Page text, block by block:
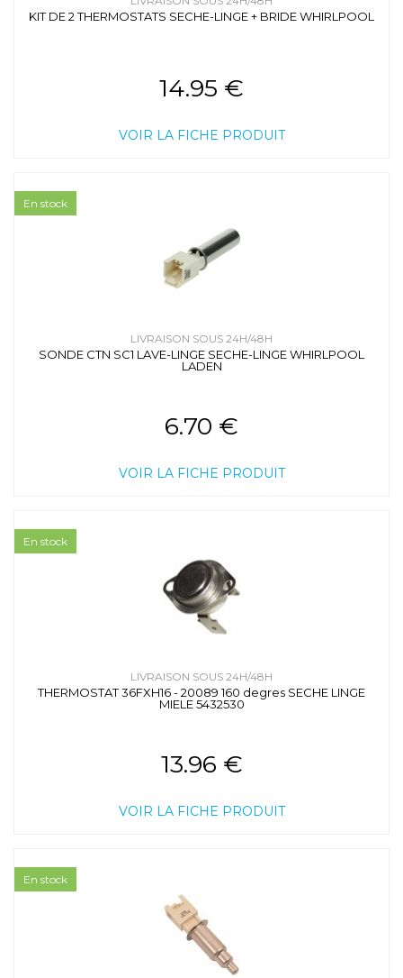
KIT DE 2 THERMOSTATS SECHE-LINGE + BRIDE WHIRLPOOL
14.95 €
VOIR LA FICHE PRODUIT
LIVRAISON SOUS 24H/48H
SONDE CTN SC1 LAVE-LINGE SECHE-LINGE WHIRLPOOL
LADEN
6.70 €
VOIR LA FICHE PRODUIT
En stock
LIVRAISON SOUS 24H/48H
THERMOSTAT 36FXH16 - 20089 160 degres SECHE LINGE
MIELE 5432530
13.96 €
VOIR LA FICHE PRODUIT
En stock
En stock